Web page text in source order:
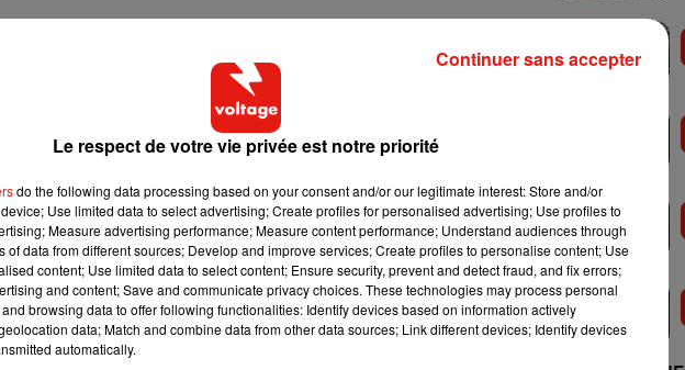
du magazine
, le journaliste le décrit comme un fantasme sexy et
par une superposition de plusieurs voix. Madonna
une voix formidable."Sobre, direct, et suffisamment
ne se rencontrent pas pour la première fois. En 2014, le Belge
une discussion entre deux artistes qui s'étaient mutuellement
confiait son admiration pour Stromae et évoquait le désir
rapide d'un duo. Il aura donc fallu plus d'une
aux actes — et aux micros.
Le respect de votre vie privée est notre priorité
do the following data processing based on your consent and/or our legitimate interest: Store and/or
Use limited data to select advertising; Create profiles for personalised advertising; Use profiles to
Measure advertising performance; Measure content performance; Understand audiences through
of data from different sources; Develop and improve services; Create profiles to personalise content; Use
content; Use limited data to select content; Ensure security, prevent and detect fraud, and fix errors;
and content; Save and communicate privacy choices. These technologies may process personal
browsing data to offer following functionalities: Identify devices based on information actively
data; Match and combine data from other data sources; Link different devices; Identify devices
automatically.
Continuer sans accepter